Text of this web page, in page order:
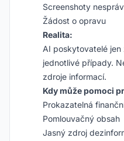
Screenshoty
Žádost o opravu
Realita:
AI poskytovatelé
jednotlivé případy.
zdroje informací.
Kdy může pomoci
Prokazatelná
Pomlouvačný obsah
Jasný zdroj